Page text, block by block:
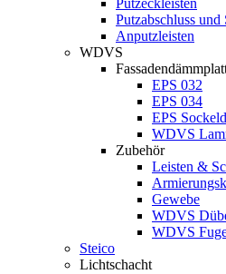
Putzeckleisten
Putzabschluss
Anputzleisten
WDVS
EPS 032
EPS 034
EPS
WDVS
Zubehör
Leisten &
Gewebe
WDVS
WDVS
Steico
Lichtschacht